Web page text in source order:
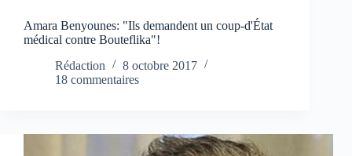
Amara Benyounes: "Ils demandent un coup-d'État
médical contre Bouteflika"!
Rédaction
8 octobre 2017
18 commentaires